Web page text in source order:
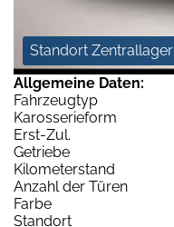
Standort Zentrallager
Allgemeine Daten:
Fahrzeugtyp
Karosserieform
Erst-Zul.
Getriebe
Kilometerstand
Anzahl der Türen
Farbe
Standort